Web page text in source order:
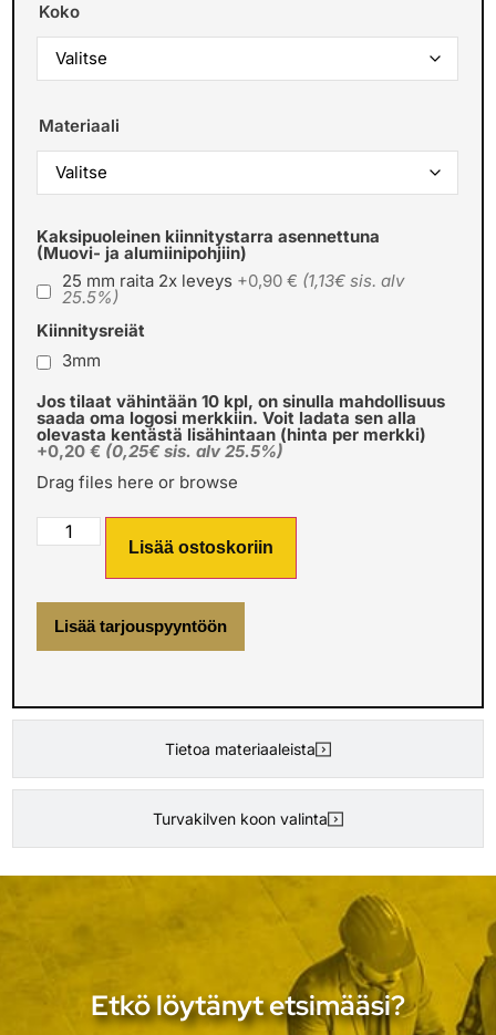
Tietoa materiaaleista
Turvakilven koon valinta
Koko
Materiaali
Kaksipuoleinen kiinnitystarra asennettuna
(Muovi- ja alumiinipohjiin)
25 mm raita 2x leveys +0,90 € (1,13€ sis. alv
25.5%)
Kiinnitysreiät
3mm
Jos tilaat vähintään 10 kpl, on sinulla mahdollisuus
saada oma logosi merkkiin. Voit ladata sen alla
olevasta kentästä lisähintaan (hinta per merkki)
+0,20 € (0,25€ sis. alv 25.5%)
Drag files here or browse
Lisää ostoskoriin
Lisää tarjouspyyntöön
Etkö löytänyt etsimääsi?